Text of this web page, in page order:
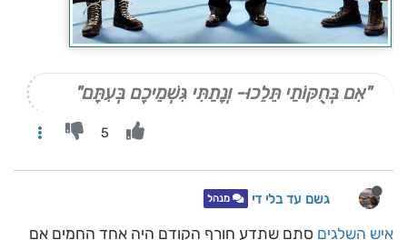
"אִם בְּחֻקּוֹתַי תֵּלֵכוּ- וְנָתַתִּי גִּשְׁמֵיכֶם בְּעִתָּם"
5
גשם עד בלי די מנהל
איש השלגים סתם שתדע חורף הקודם היה אחד החמים אם